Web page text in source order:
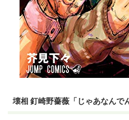
壊相 釘崎野薔薇「じゃあなんで